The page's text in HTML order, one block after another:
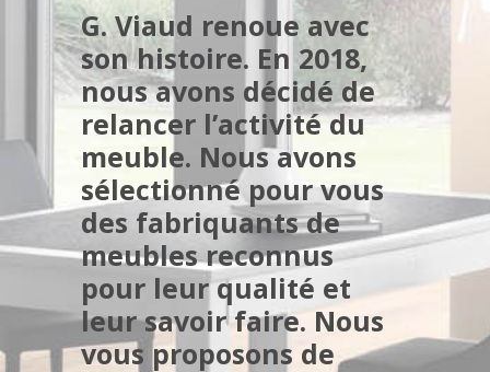
G. Viaud renoue avec
son histoire. En 2018,
nous avons décidé de
relancer l’activité du
meuble. Nous avons
sélectionné pour vous
des fabriquants de
meubles reconnus
pour leur qualité et
leur savoir faire. Nous
vous proposons de